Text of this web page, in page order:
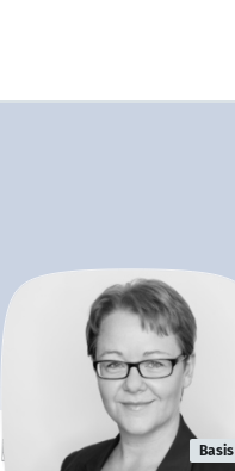
Heike Engel Basis